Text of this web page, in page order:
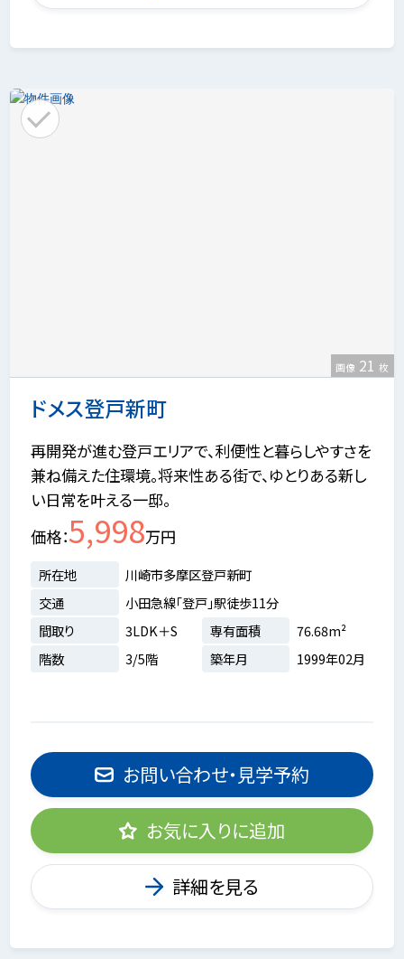
ドメス登戸新町
画像 21 枚
再開発が進む登戸エリアで、利便性と暮らしやすさを
兼ね備えた住環境。将来性ある街で、ゆとりある新し
い日常を叶える一邸。
価格 5,998万円
所在地
川崎市多摩区登戸新町
交通
小田急線「登戸」駅徒歩11分
間取り
3LDK＋S 専有面積
76.68m²
階数
3/5階 築年月 1999年02月
お問い合わせ・見学予約
お気に入りに追加
詳細を見る